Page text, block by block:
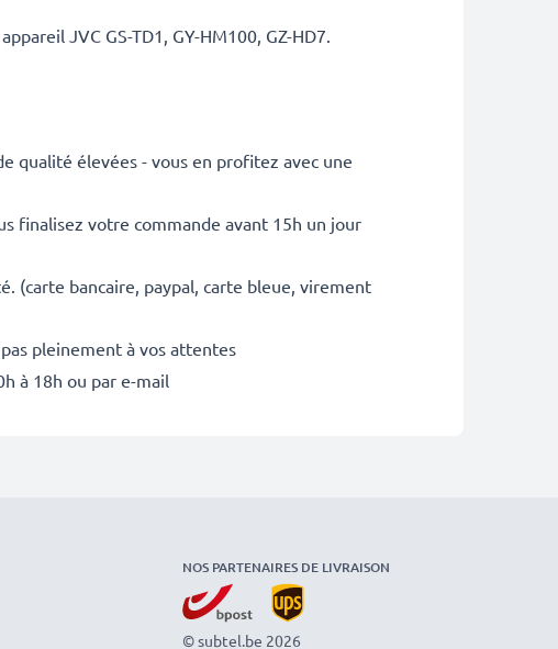
JVC GS-TD1, GY-HM100, GZ-HD7.
qualité élevées - vous en profitez avec une
finalisez votre commande avant 15h un jour
(carte bancaire, paypal, carte bleue, virement
pleinement à vos attentes
à 18h ou par e-mail
NOS PARTENAIRES DE LIVRAISON
© subtel.be 2026